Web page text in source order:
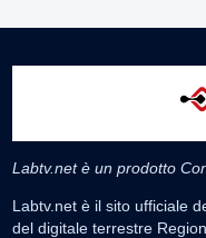
Labtv.net è un prodotto
Labtv.net è il sito ufficiale
del digitale terrestre